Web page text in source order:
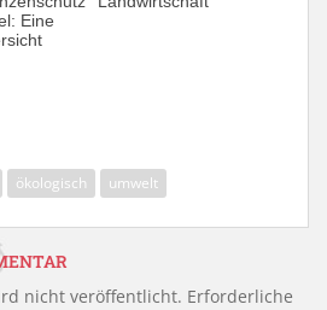
Eine
ökologisch umwelt
nicht veröffentlicht. Erforderliche